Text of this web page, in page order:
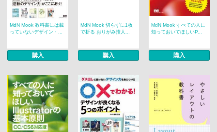
MdN Mook 教科書には載
っていないデザイン・...
購入
MdN Mook 切らずに1枚
で折る おりがみ指人...
購入
MdN Mook すべての人に
知っておいてほしいP...
購入